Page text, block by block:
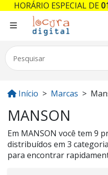
Início Marcas
MANSON
Em MANSON você tem 9
distribuídos em 3
para encontrar
HORÁRIO ESPECIAL DE